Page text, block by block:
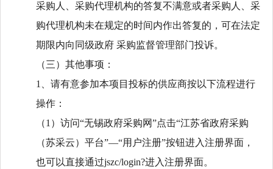
采购人、采购代理机构的答复不满意或者采购人、采
购代理机构未在规定的时间内作出答复的，可在法定
期限内向同级政府 采购监督管理部门投诉。
（三）其他事项：
1、请有意参加本项目投标的供应商按以下流程进行
操作：
（1）访问“无锡政府采购网”点击“江苏省政府采购
（苏采云）平台”—“用户注册”按钮进入注册界面，
也可以直接通过jszc/login?进入注册界面。